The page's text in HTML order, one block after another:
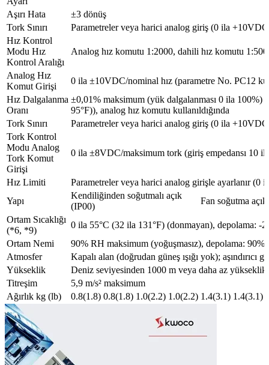
Aşırı Hata
±3 dönüş
Tork Sınırı
Parametreler veya harici analog giriş (0 ila
Hız Kontrol
Modu Hız
Kontrol Aralığı
Analog hız komutu 1:2000, dahili hız komutu
Analog Hız
Komut Girişi
0 ila ±10VDC/nominal hız (parametre No. PC12
Hız Dalgalanma
Oranı
±0,01% maksimum (yük dalgalanması 0 ila 100%)
95°F)), analog hız komutu kullanıldığında
Tork Sınırı
Parametreler veya harici analog giriş (0 ila
Tork Kontrol
Modu Analog
Tork Komut
Girişi
0 ila ±8VDC/maksimum tork (giriş empedansı 10
Hız Limiti
Parametreler veya harici analog girişle ayarlanır (0
Yapı
Kendiliğinden soğutmalı açık
(IP00)
Fan soğutma
Ortam Sıcaklığı
(*6, *9)
0 ila 55°C (32 ila 131°F) (donmayan), depolama: -
Ortam Nemi
90% RH maksimum (yoğuşmasız), depolama: 90%
Atmosfer
Kapalı alan (doğrudan güneş ışığı yok); aşındırıcı
Yükseklik
Deniz seviyesinden 1000 m veya daha az
Titreşim
5,9 m/s² maksimum
Ağırlık kg (lb)
0.8(1.8) 0.8(1.8) 1.0(2.2) 1.0(2.2) 1.4(3.1) 1.4(3.1)